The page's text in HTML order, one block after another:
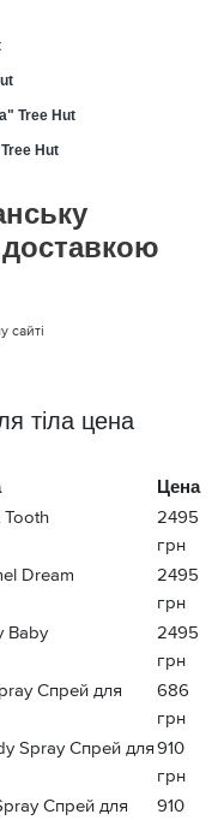
Tree Hut
Hut
доставкою
тіла цена
Цена
Tooth
2495
грн
Dream
2495
грн
Baby
2495
грн
Спрей для
686
грн
Spray Спрей для910
грн
Спрей для
910